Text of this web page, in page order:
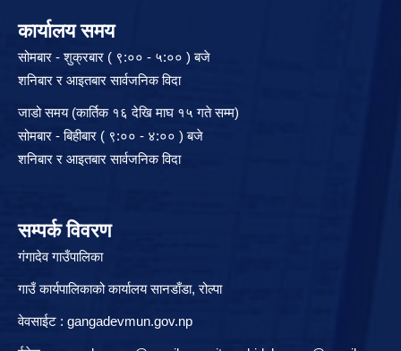
कार्यालय समय
सोमबार - शुक्रबार ( ९:०० - ५:०० ) बजे
शनिबार र आइतबार सार्वजनिक विदा
जाडो समय (कार्तिक १६ देखि माघ १५ गते सम्म)
सोमबार - बिहीबार ( ९:०० - ४:०० ) बजे
शनिबार र आइतबार सार्वजनिक विदा
सम्पर्क विवरण
गंगादेव गाउँपालिका
गाउँ कार्यपालिकाको कार्यालय सानडाँडा, रो‍‍ल्पा
वेवसाईट : gangadevmun.gov.np